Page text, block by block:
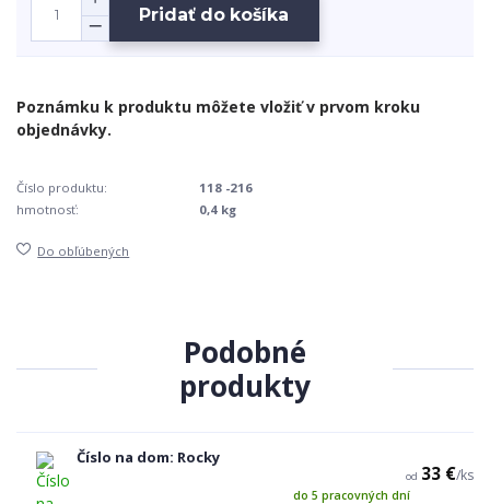
Pridať do košíka
Číslo produktu:
118 -216
hmotnosť:
0,4 kg
Do obľúbených
Podobné
produkty
Číslo na dom: Rocky
od 33 €/ks
do 5 pracovných dní